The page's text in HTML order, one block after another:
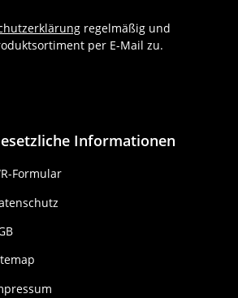
regelmäßig und
per E-Mail zu.
Informationen
Formular